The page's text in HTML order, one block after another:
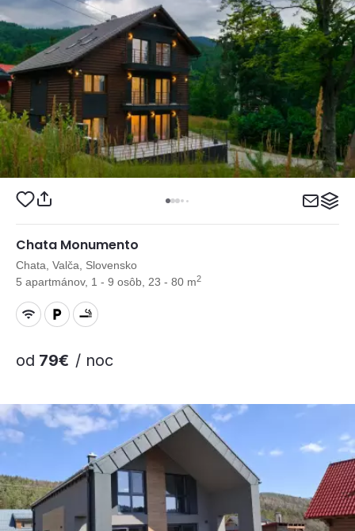
Chata Monumento
Chata, Valča, Slovensko
5 apartmánov, 1 - 9 osôb, 23 - 80 m2
od 79€ / noc